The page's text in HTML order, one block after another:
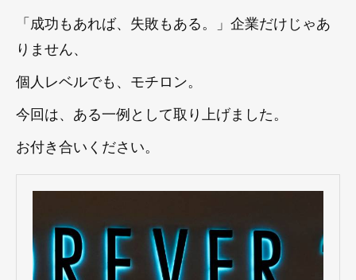
「成功もあれば、失敗もある。」企業だけじゃあ
りません、
個人レベルでも、モチロン。
今回は、ある一例として取り上げました。
お付き合いください。